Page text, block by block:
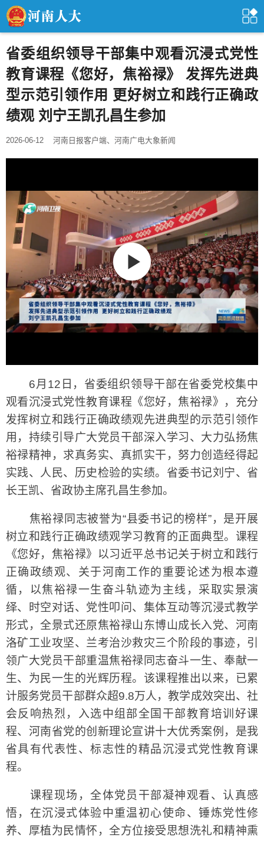
省委组织领导干部集中观看沉浸式党性
教育课程《您好，焦裕禄》 发挥先进典
型示范引领作用 更好树立和践行正确政
绩观 刘宁王凯孔昌生参加
2026-06-12 河南日报客户端、河南广电大象新闻
6月12日，省委组织领导干部在省委党校集中
观看沉浸式党性教育课程《您好，焦裕禄》，充分
发挥树立和践行正确政绩观先进典型的示范引领作
用，持续引导广大党员干部深入学习、大力弘扬焦
裕禄精神，求真务实、真抓实干，努力创造经得起
实践、人民、历史检验的实绩。省委书记刘宁、省
长王凯、省政协主席孔昌生参加。
焦裕禄同志被誉为“县委书记的榜样”，是开展
树立和践行正确政绩观学习教育的正面典型。课程
《您好，焦裕禄》以习近平总书记关于树立和践行
正确政绩观、关于河南工作的重要论述为根本遵
循，以焦裕禄一生奋斗轨迹为主线，采取实景演
绎、时空对话、党性叩问、集体互动等沉浸式教学
形式，全景式还原焦裕禄山东博山成长入党、河南
洛矿工业攻坚、兰考治沙救灾三个阶段的事迹，引
领广大党员干部重温焦裕禄同志奋斗一生、奉献一
生、为民一生的光辉历程。该课程推出以来，已累
计服务党员干部群众超9.8万人，教学成效突出、社
会反响热烈，入选中组部全国干部教育培训好课
程、河南省党的创新理论宣讲十大优秀案例，是我
省具有代表性、标志性的精品沉浸式党性教育课
程。
课程现场，全体党员干部凝神观看、认真感
悟，在沉浸式体验中重温初心使命、锤炼党性修
养、厚植为民情怀，全方位接受思想洗礼和精神熏